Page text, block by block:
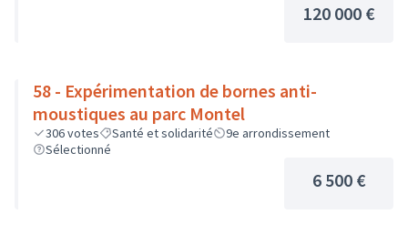
120 000 €
58 - Expérimentation de bornes anti-
moustiques au parc Montel
306votes Santé et solidarité
9e arrondissement
Sélectionné
6 500 €